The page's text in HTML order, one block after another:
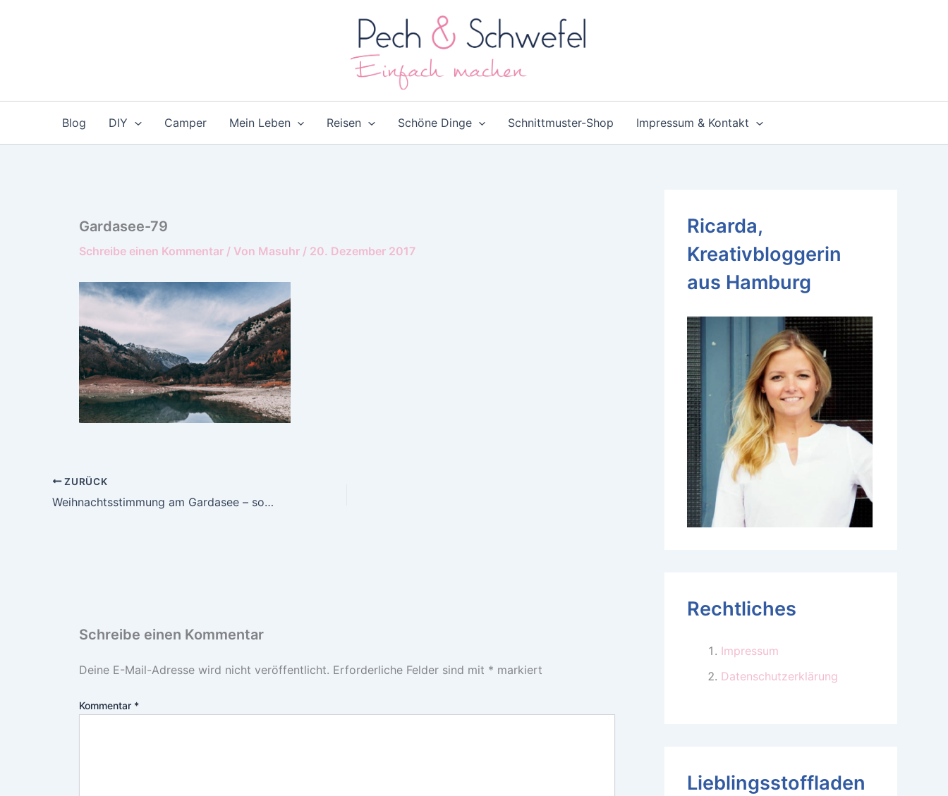
Blog DIY Camper Mein Leben Reisen Schöne Dinge Schnittmuster-Shop Impressum & Kontakt
Gardasee-79
Schreibe einen Kommentar / Von Masuhr / 20. Dezember 2017
ZURÜCK
Weihnachtsstimmung am Gardasee – so ganz anders als erwartet
Schreibe einen Kommentar
Deine E-Mail-Adresse wird nicht veröffentlicht. Erforderliche Felder sind mit * markiert
Kommentar *
Ricarda,
Kreativbloggerin
aus Hamburg
Rechtliches
Impressum
Datenschutzerklärung
Lieblingsstoffladen